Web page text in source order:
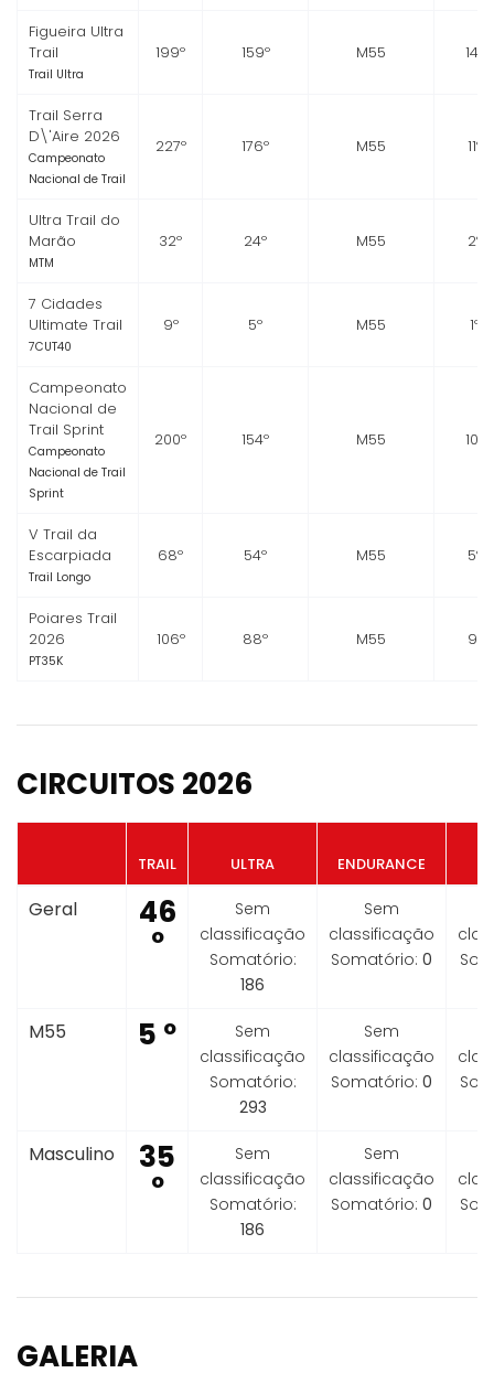
Figueira Ultra
Trail
Trail Ultra
199º 159º M55 14º
Trail Serra
D\'Aire 2026
Campeonato
Nacional de Trail
227º 176º M55 11º
Ultra Trail do
Marão
MTM
32º 24º M55 2º
7 Cidades
Ultimate Trail
7CUT40
9º 5º M55 1º
Campeonato
Nacional de
Trail Sprint
Campeonato
Nacional de Trail
Sprint
200º 154º M55 10º
V Trail da
Escarpiada
Trail Longo
68º 54º M55 5º
Poiares Trail
2026
PT35K
106º 88º M55 9º
CIRCUITOS 2026
TRAIL ULTRA ENDURANCE
Geral 46
º
Sem
classificação
Somatório:
186
Sem
classificação
Somatório: 0
M55 5 º
Sem
classificação
Somatório:
293
Sem
classificação
Somatório: 0
Masculino 35
º
Sem
classificação
Somatório:
186
Sem
classificação
Somatório: 0
GALERIA